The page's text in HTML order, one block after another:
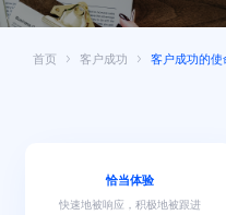
首页 客户成功 客户成功的使
恰当体验
快速地被响应，积极地被跟进